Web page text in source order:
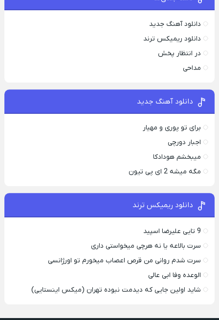
دانلود آهنگ جدید
دانلود ریمیکس ترند
در انتظار پخش
مداحی
دانلود آهنگ جدید
برای تو پوری و مهیار
اجبار دورچی
میبخشم هودادکا
مگه میشه 2 ای پی تیون
دانلود ریمیکس ترند
9 تایی علیرضا اسپید
سرت بالاعه یا نه هرچی میخواستی داری
سرت شدم روانی من قرص اعصاب میخورم تو اورژانسی
الوعده وفا ابی عالی
شاید اولین جایی که دیدمت نبوده تهران (میکس اینستایی)